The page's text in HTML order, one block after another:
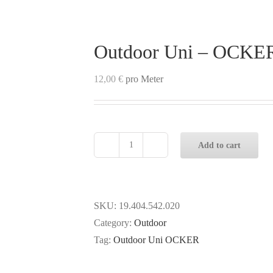
Outdoor Uni –
12,00 € pro Meter
OCKER
quantity
Add to cart
SKU: 19.404.542.020
Category: Outdoor
Tag: Outdoor Uni OCKER